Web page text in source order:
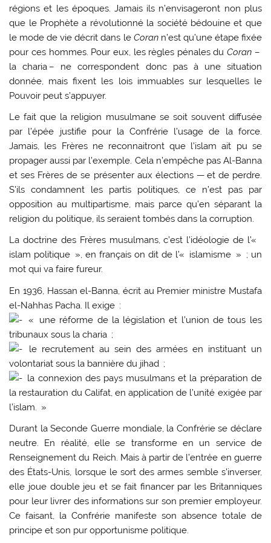
régions et les époques. Jamais ils n’envisageront non plus
que le Prophète a révolutionné la société bédouine et que
le mode de vie décrit dans le Corann’est qu’une étape fixée
pour ces hommes. Pour eux, les règles pénales duCoran –
la charia – ne correspondent donc pas à une situation
donnée, mais fixent les lois immuables sur lesquelles le
Pouvoir peut s’appuyer.
Le fait que la religion musulmane se soit souvent diffusée
par l’épée justifie pour la Confrérie l’usage de la force.
Jamais, les Frères ne reconnaitront que l’islam ait pu se
propager aussi par l’exemple. Cela n’empêche pas Al-Banna
et ses Frères de se présenter aux élections — et de perdre.
S’ils condamnent les partis politiques, ce n’est pas par
opposition au multipartisme, mais parce qu’en séparant la
religion du politique, ils seraient tombés dans la corruption.
La doctrine des Frères musulmans, c’est l’idéologie de l’«
islam politique », en français on dit de l’« islamisme » ; un
mot qui va faire fureur.
En 1936, Hassan el-Banna, écrit au Premier ministre Mustafa
el-Nahhas Pacha. Il exige :
« une réforme de la législation et l’union de tous les
tribunaux sous la charia ;
le recrutement au sein des armées en instituant un
volontariat sous la bannière du jihad ;
la connexion des pays musulmans et la préparation de
la restauration du Califat, en application de l’unité exigée par
l’islam. »
Durant la Seconde Guerre mondiale, la Confrérie se déclare
neutre. En réalité, elle se transforme en un service de
Renseignement du Reich. Mais à partir de l’entrée en guerre
des États-Unis, lorsque le sort des armes semble s’inverser,
elle joue double jeu et se fait financer par les Britanniques
pour leur livrer des informations sur son premier employeur.
Ce faisant, la Confrérie manifeste son absence totale de
principe et son pur opportunisme politique.